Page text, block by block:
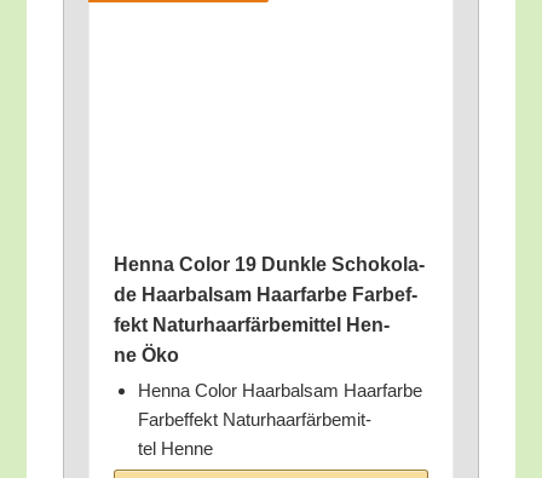
Hen­na Color 19 Dunk­le Scho­ko­la­
de Haar­bal­sam Haar­far­be Farb­ef­
fekt Natur­haar­fär­be­mit­tel Hen­
ne Öko
Hen­na Color Haar­bal­sam Haar­far­be
Farb­ef­fekt Natur­haar­fär­be­mit­
tel Henne